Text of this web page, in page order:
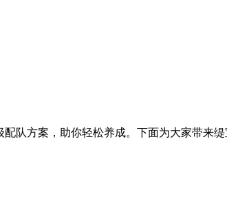
队方案，助你轻松养成。下面为大家带来缇